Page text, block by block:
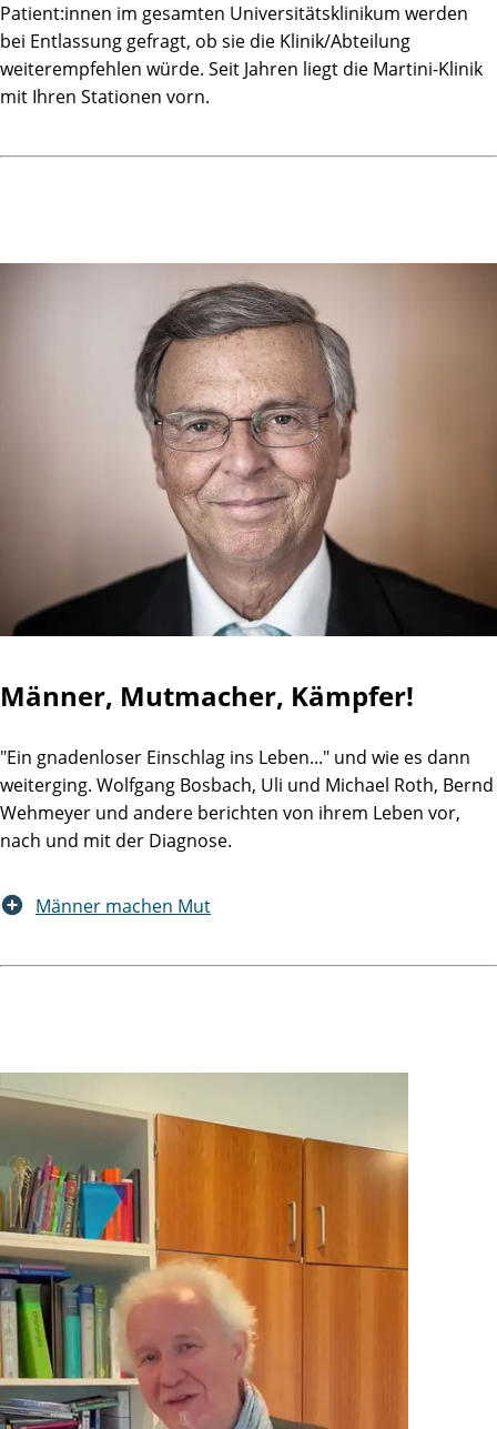
Patient:innen im gesamten Universitätsklinikum werden
bei Entlassung gefragt, ob sie die Klinik/Abteilung
weiterempfehlen würde. Seit Jahren liegt die Martini-Klinik
mit Ihren Stationen vorn.
Männer, Mutmacher, Kämpfer!
"Ein gnadenloser Einschlag ins Leben..." und wie es dann
weiterging. Wolfgang Bosbach, Uli und Michael Roth, Bernd
Wehmeyer und andere berichten von ihrem Leben vor,
nach und mit der Diagnose.
Männer machen Mut